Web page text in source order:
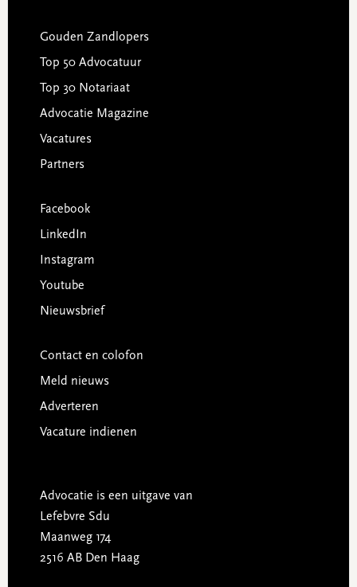
Gouden Zandlopers
Top 50 Advocatuur
Top 30 Notariaat
Advocatie Magazine
Vacatures
Partners
Facebook
LinkedIn
Instagram
Youtube
Nieuwsbrief
Contact en colofon
Meld nieuws
Adverteren
Vacature indienen
Advocatie is een uitgave van
Lefebvre Sdu
Maanweg 174
2516 AB Den Haag